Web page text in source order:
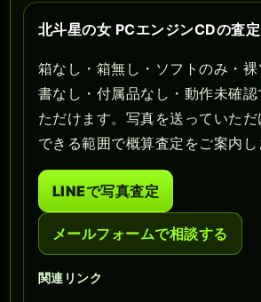
北斗星の女 PCエンジンCDの査
箱なし・箱無し・ソフトのみ・
書なし・付属品なし・動作未確
ただけます。写真を送っていた
できる範囲で概算査定をご案内し
LINEで写真査定
メールフォームで相談する
関連リンク